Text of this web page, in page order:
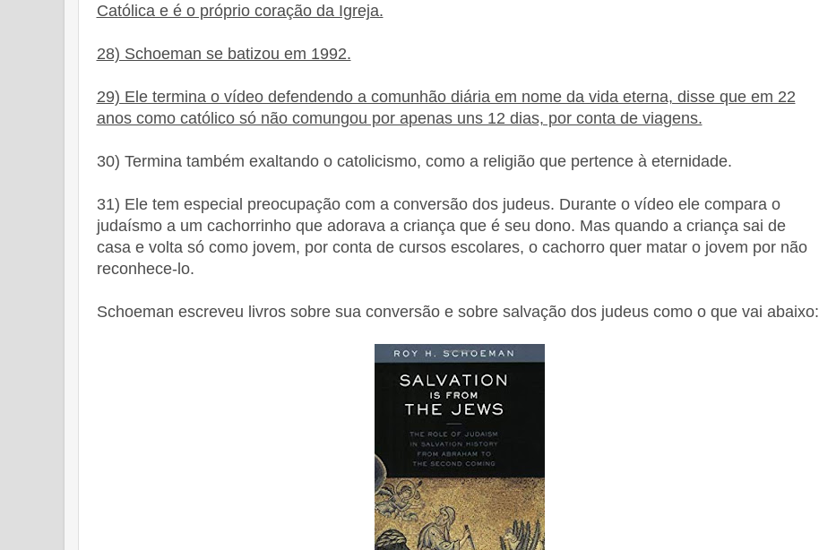
Católica e é o próprio coração da Igreja.
28) Schoeman se batizou em 1992.
29) Ele termina o vídeo defendendo a comunhão diária em nome da vida eterna, disse que em 22
anos como católico só não comungou por apenas uns 12 dias, por conta de viagens.
30) Termina também exaltando o catolicismo, como a religião que pertence à eternidade.
31) Ele tem especial preocupação com a conversão dos judeus. Durante o vídeo ele compara o
judaísmo a um cachorrinho que adorava a criança que é seu dono. Mas quando a criança sai de
casa e volta só como jovem, por conta de cursos escolares, o cachorro quer matar o jovem por não
reconhece-lo.
Schoeman escreveu livros sobre sua conversão e sobre salvação dos judeus como o que vai abaixo: